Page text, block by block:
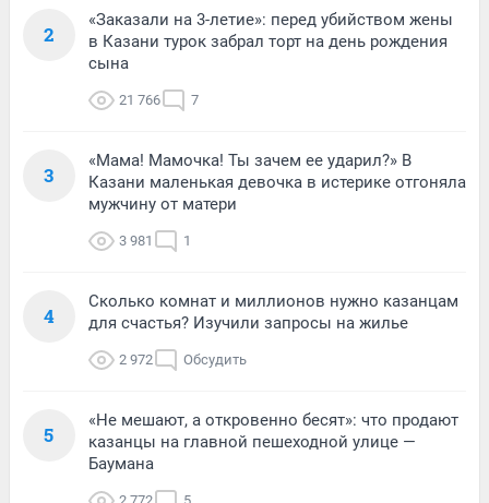
2
«Заказали на 3-летие»: перед убийством жены
в Казани турок забрал торт на день рождения
сына
21 766 7
3
«Мама! Мамочка! Ты зачем ее ударил?» В
Казани маленькая девочка в истерике отгоняла
мужчину от матери
3 981 1
4
Сколько комнат и миллионов нужно казанцам
для счастья? Изучили запросы на жилье
2 972 Обсудить
5
«Не мешают, а откровенно бесят»: что продают
казанцы на главной пешеходной улице —
Баумана